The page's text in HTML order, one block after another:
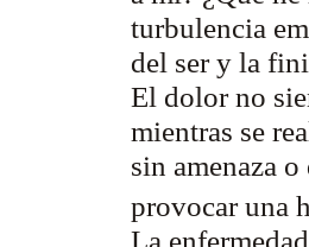
turbulencia
del ser y la
El dolor no
mientras se
sin amenaza
provocar una
La